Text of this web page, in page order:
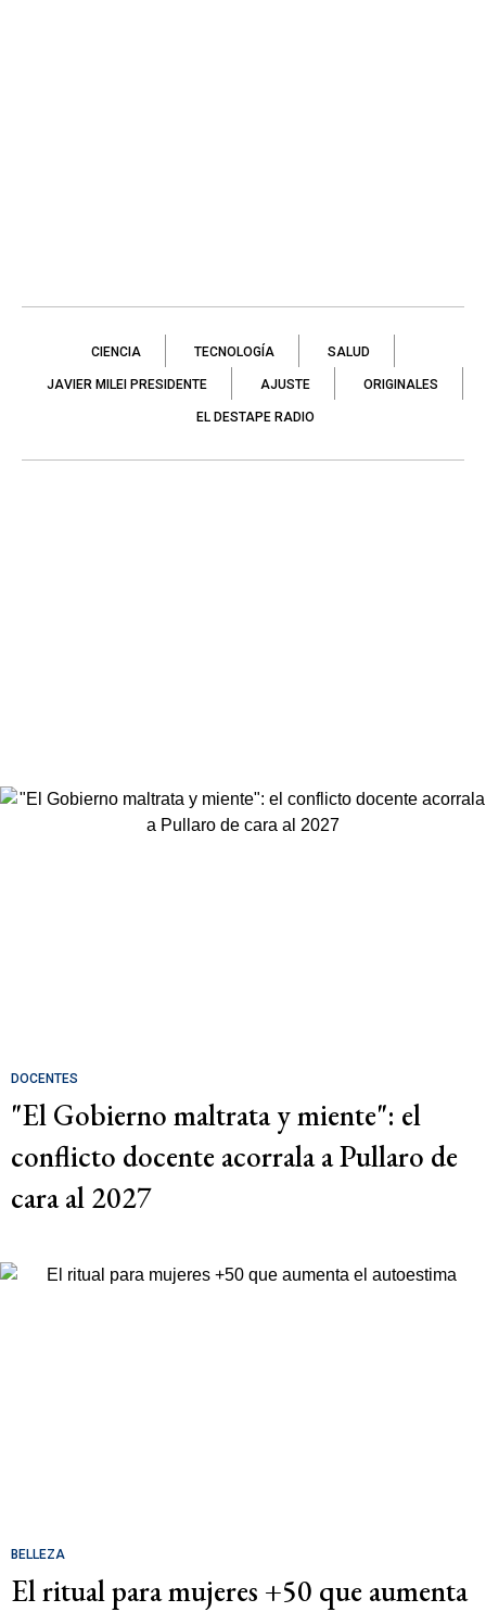
CIENCIA TECNOLOGÍA SALUD
JAVIER MILEI PRESIDENTE AJUSTE ORIGINALES
EL DESTAPE RADIO
DOCENTES
"El Gobierno maltrata y miente": el
conflicto docente acorrala a Pullaro de
cara al 2027
BELLEZA
El ritual para mujeres +50 que aumenta